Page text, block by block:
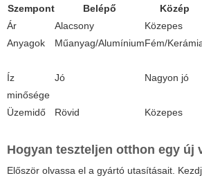
Szempont Belépő Közép
Ár
Alacsony Közepes
Anyagok
Műanyag/AlumíniumFém/
Íz
minősége
Jó Nagyon jó
Üzemidő Rövid Közepes
Hogyan teszteljen otthon egy új
Először olvassa el a gyártó utasításait.